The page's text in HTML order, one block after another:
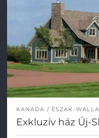
KANADA ÉSZAK-
Exkluzív ház Új-